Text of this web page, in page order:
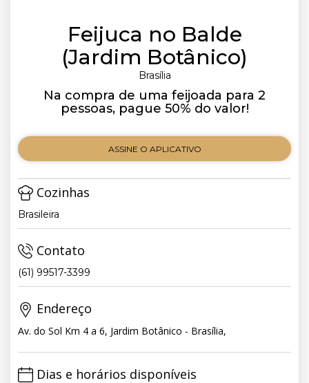
Feijuca no Balde
(Jardim Botânico)
Brasília
Na compra de uma feijoada para 2
pessoas, pague 50% do valor!
ASSINE O APLICATIVO
Cozinhas
Brasileira
Contato
(61) 99517-3399
Endereço
Av. do Sol Km 4 a 6, Jardim Botânico - Brasília,
Dias e horários disponíveis